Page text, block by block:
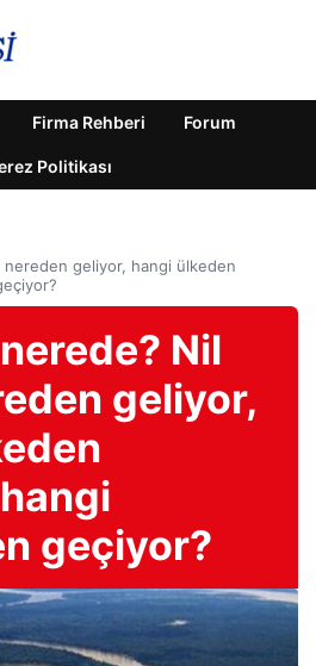
Firma Rehberi Forum
Politikası
geliyor, hangi ülkeden
Nil
geliyor,
geçiyor?